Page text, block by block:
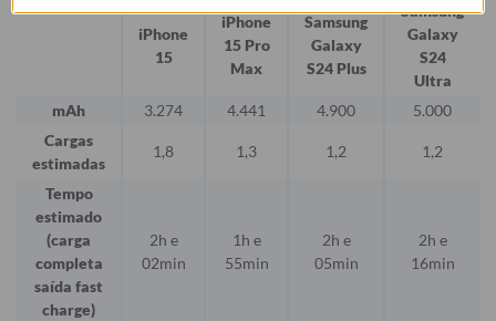
iPhone
15
iPhone
15 Pro
Max
Samsung
Galaxy
S24 Plus
Samsung
Galaxy
S24
Ultra
mAh
3.274 4.441 4.900
5.000
Cargas
estimadas
1,8 1,3 1,2 1,2
Tempo
estimado
(carga
completa
saída fast
charge)
2h e
02min
1h e
55min
2h e
05min
2h e
16min